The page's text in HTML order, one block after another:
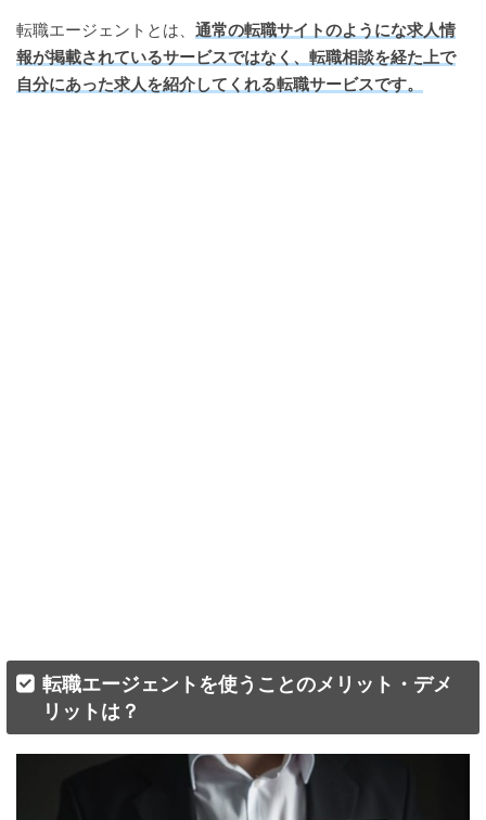
転職エージェントとは、 通常の転職サイトのようにな求人情
報が掲載されているサービスではなく、転職相談を経た上で
自分にあった求人を紹介してくれる転職サービスです。
転職エージェントを使うことのメリット・デメ
リットは？